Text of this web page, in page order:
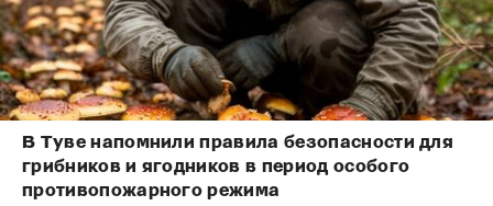
В Туве напомнили правила безопасности для
грибников и ягодников в период особого
противопожарного режима